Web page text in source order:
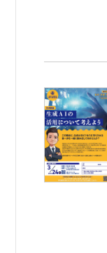
06-
大阪市